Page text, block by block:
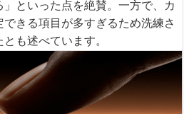
といった点を絶賛。一方で、カ
きる項目が多すぎるため洗練さ
も述べています。